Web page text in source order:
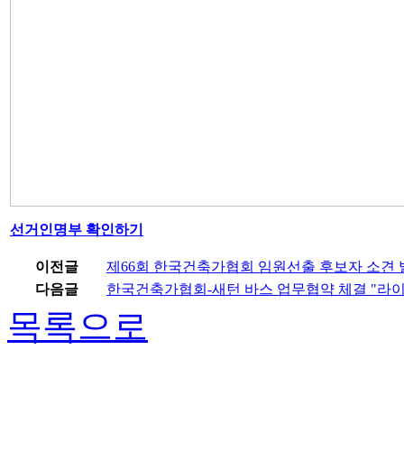
선거인명부 확인하기
이전글
제66회 한국건축가협회 임원선출 후보자 소견
다음글
한국건축가협회-새턴 바스 업무협약 체결 "라
목록으로